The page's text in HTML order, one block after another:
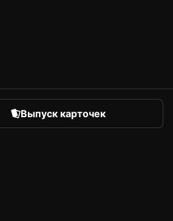
Выпуск карточек